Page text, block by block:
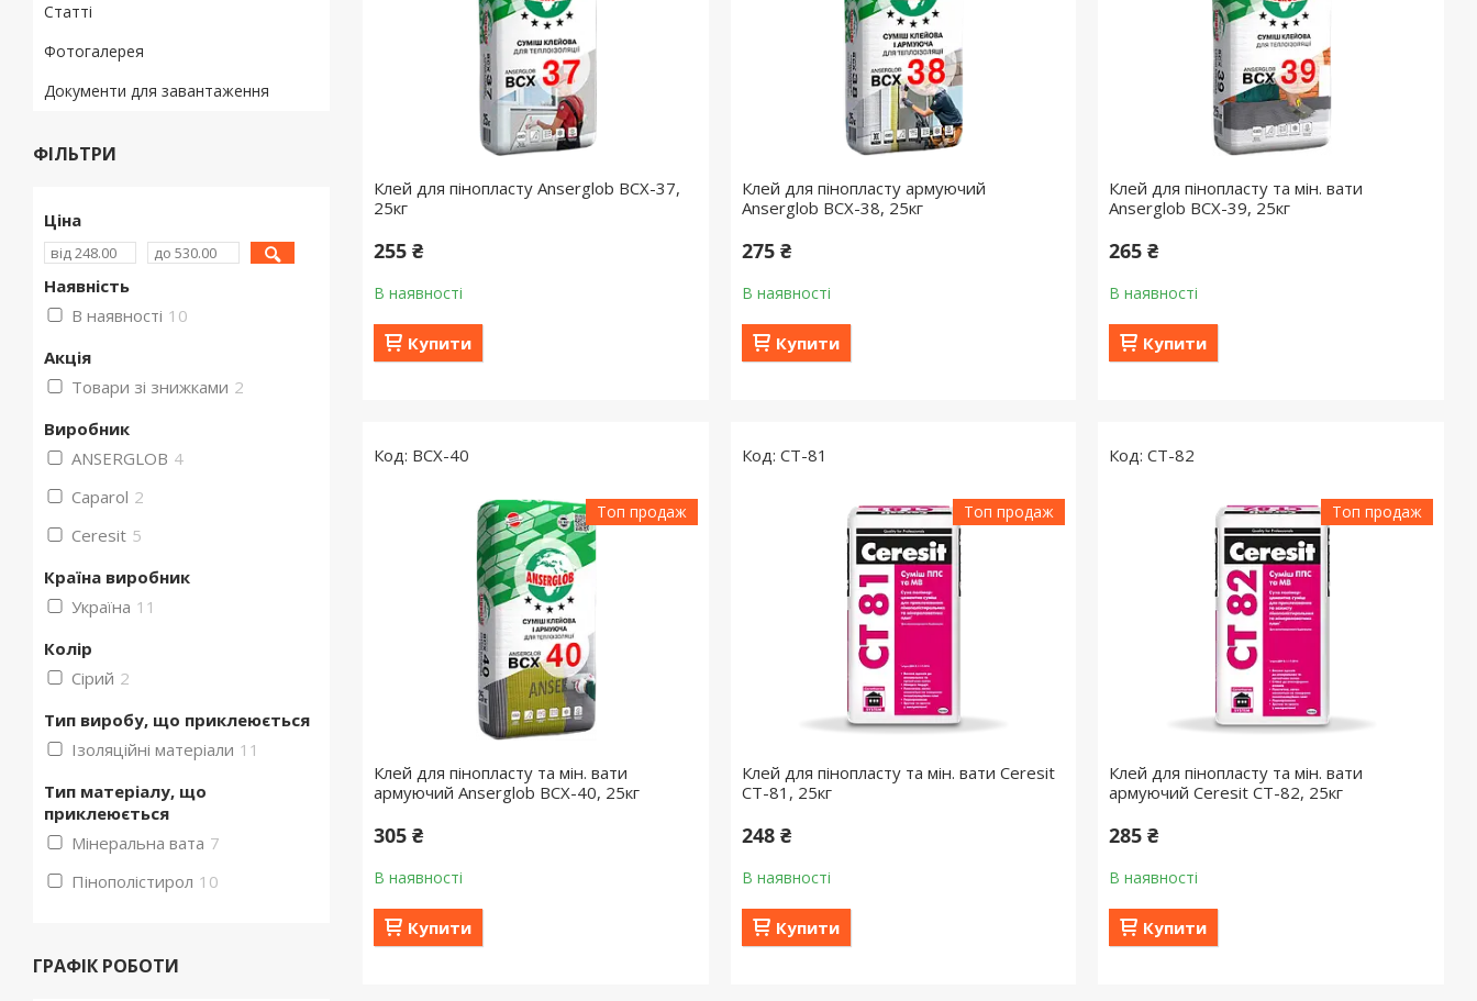
Клей для пінопласту Anserglob BCX-37,
25кг
255 ₴
В наявності
Купити
Клей для пінопласту армуючий
Anserglob BCX-38, 25кг
275 ₴
В наявності
Купити
Клей для пінопласту та мін. вати
Anserglob BCX-39, 25кг
265 ₴
В наявності
Купити
BCX-40
Топ продаж
Клей для пінопласту та мін. вати
армуючий Anserglob BCX-40, 25кг
305 ₴
В наявності
Купити
CT-81
Топ продаж
Клей для пінопласту та мін. вати Ceresit
СТ-81, 25кг
248 ₴
В наявності
Купити
CT-82
Топ продаж
Клей для пінопласту та мін. вати
армуючий Ceresit СТ-82, 25кг
285 ₴
В наявності
Купити
Статті
Фотогалерея
Документи для завантаження
ФІЛЬТРИ
Ціна
Наявність
В наявності 10
Акція
Товари зі знижками 2
Виробник
ANSERGLOB 4
Caparol 2
Ceresit 5
Країна виробник
Україна 11
Колір
Сірий 2
Тип виробу, що приклеюється
Ізоляційні матеріали 11
Тип матеріалу, що
приклеюється
Мінеральна вата 7
Пінополістирол 10
ГРАФІК РОБОТИ